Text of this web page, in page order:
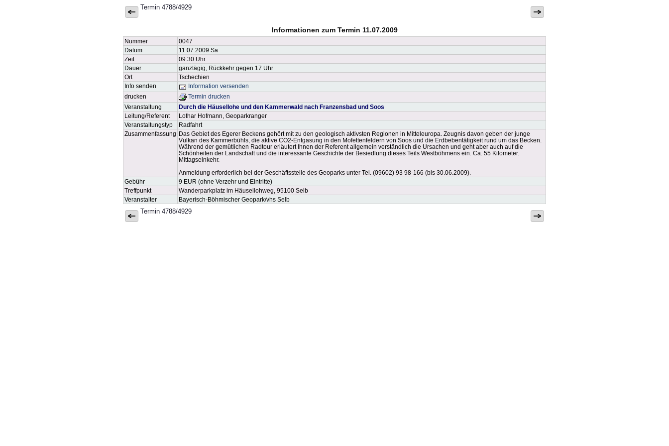
Termin 4788/4929
Informationen zum Termin 11.07.2009
Nummer
0047
Datum
11.07.2009 Sa
Zeit
09:30 Uhr
Dauer
ganztägig, Rückkehr gegen 17 Uhr
Ort
Tschechien
Info senden
Information versenden
drucken
Termin drucken
Veranstaltung
Durch die Häusellohe und den Kammerwald nach Franzensbad und Soos
Leitung/Referent
Lothar Hofmann, Geoparkranger
Veranstaltungstyp
Radfahrt
Zusammenfassung Das Gebiet des Egerer Beckens gehört mit zu den geologisch aktivsten Regionen in Mitteleuropa. Zeugnis davon geben der junge
Vulkan des Kammerbühls, die aktive CO2-Entgasung in den Mofettenfeldern von Soos und die Erdbebentätigkeit rund um das Becken.
Während der gemütlichen Radtour erläutert Ihnen der Referent allgemein verständlich die Ursachen und geht aber auch auf die
Schönheiten der Landschaft und die interessante Geschichte der Besiedlung dieses Teils Westböhmens ein. Ca. 55 Kilometer.
Mittagseinkehr.
Anmeldung erforderlich bei der Geschäftsstelle des Geoparks unter Tel. (09602) 93 98-166 (bis 30.06.2009).
Gebühr
9 EUR (ohne Verzehr und Eintritte)
Treffpunkt
Wanderparkplatz im Häusellohweg, 95100 Selb
Veranstalter
Bayerisch-Böhmischer Geopark/vhs Selb
Termin 4788/4929